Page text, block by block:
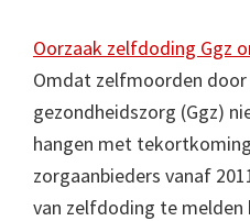
Oorzaak zelfdoding Ggz
Omdat zelfmoorden
gezondheidszorg (Ggz)
hangen met
zorgaanbieders vanaf
van zelfdoding te melden